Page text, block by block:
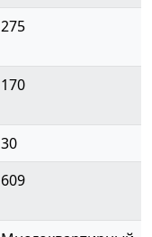
275
170
30
609